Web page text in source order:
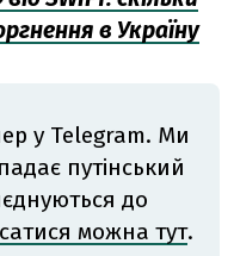
в Україну
у Telegram. Ми
путінський
до
можна тут.